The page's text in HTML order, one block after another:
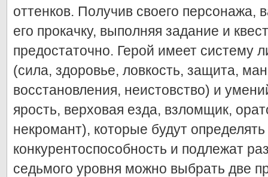
оттенков. Получив своего персонажа,
его прокачку, выполняя задание и
предостаточно. Герой имеет систему
(сила, здоровье, ловкость, защита,
восстановления, неистовство) и
ярость, верховая езда, взломщик,
некромант), которые будут определять
конкурентоспособность и подлежат
седьмого уровня можно выбрать две